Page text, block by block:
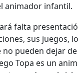
animador infantil.
falta
sus juegos,
pueden dejar
Topa es un